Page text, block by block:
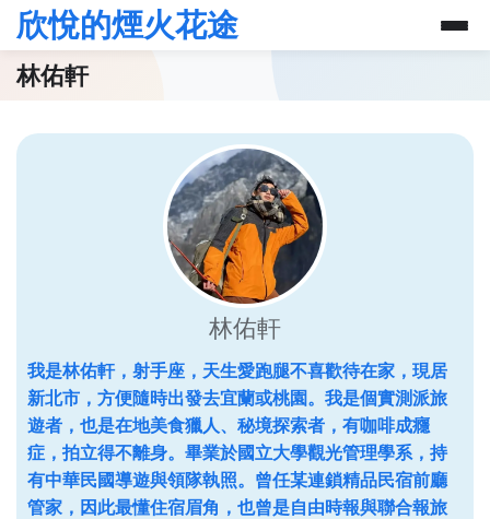
欣悅的煙火花途
林佑軒
林佑軒
我是林佑軒，射手座，天生愛跑腿不喜歡待在家，現居
新北市，方便隨時出發去宜蘭或桃園。我是個實測派旅
遊者，也是在地美食獵人、秘境探索者，有咖啡成癮
症，拍立得不離身。畢業於國立大學觀光管理學系，持
有中華民國導遊與領隊執照。曾任某連鎖精品民宿前廳
管家，因此最懂住宿眉角，也曾是自由時報與聯合報旅